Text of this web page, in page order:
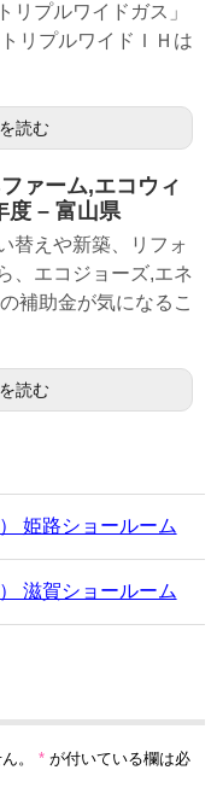
リプルワイドガス」
リプルワイドＩＨは
読む
ァーム,エコウィ
度 – 富山県
替えや新築、リフォ
、エコジョーズ,エネ
補助金が気になるこ
読む
姫路ショールーム
滋賀ショールーム
。 * が付いている欄は必